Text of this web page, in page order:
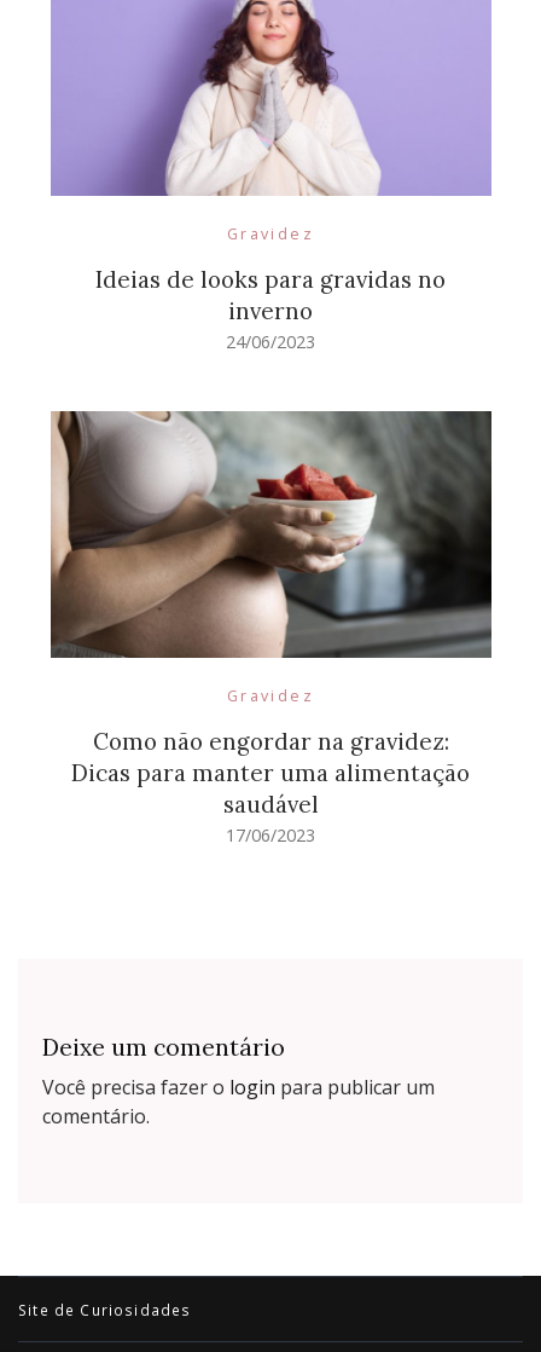
Gravidez
Ideias de looks para gravidas no
inverno
24/06/2023
Gravidez
Como não engordar na gravidez:
Dicas para manter uma alimentação
saudável
17/06/2023
Deixe um comentário
Você precisa fazer o login para publicar um
comentário.
Site de Curiosidades